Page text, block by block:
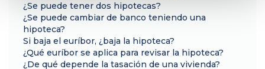
¿Se puede tener dos hipotecas?
¿Se puede cambiar de banco teniendo una
hipoteca?
Si baja el euríbor, ¿baja la hipoteca?
¿Qué euríbor se aplica para revisar la hipoteca?
¿De qué depende la tasación de una vivienda?